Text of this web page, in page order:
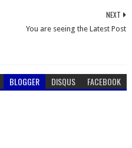
NEXT
You are seeing the Latest Post
BLOGGER DISQUS FACEBOOK